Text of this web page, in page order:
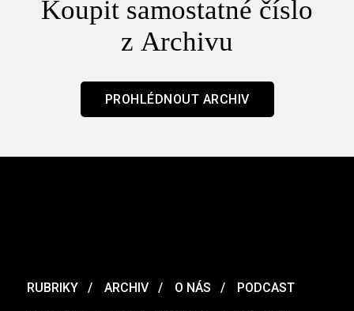
Koupit samostatné číslo
z Archivu
PROHLÉDNOUT ARCHIV
RUBRIKY ARCHIV O NÁS PODCAST